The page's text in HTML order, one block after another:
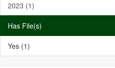
2023 (1)
Has File(s)
Yes (1)